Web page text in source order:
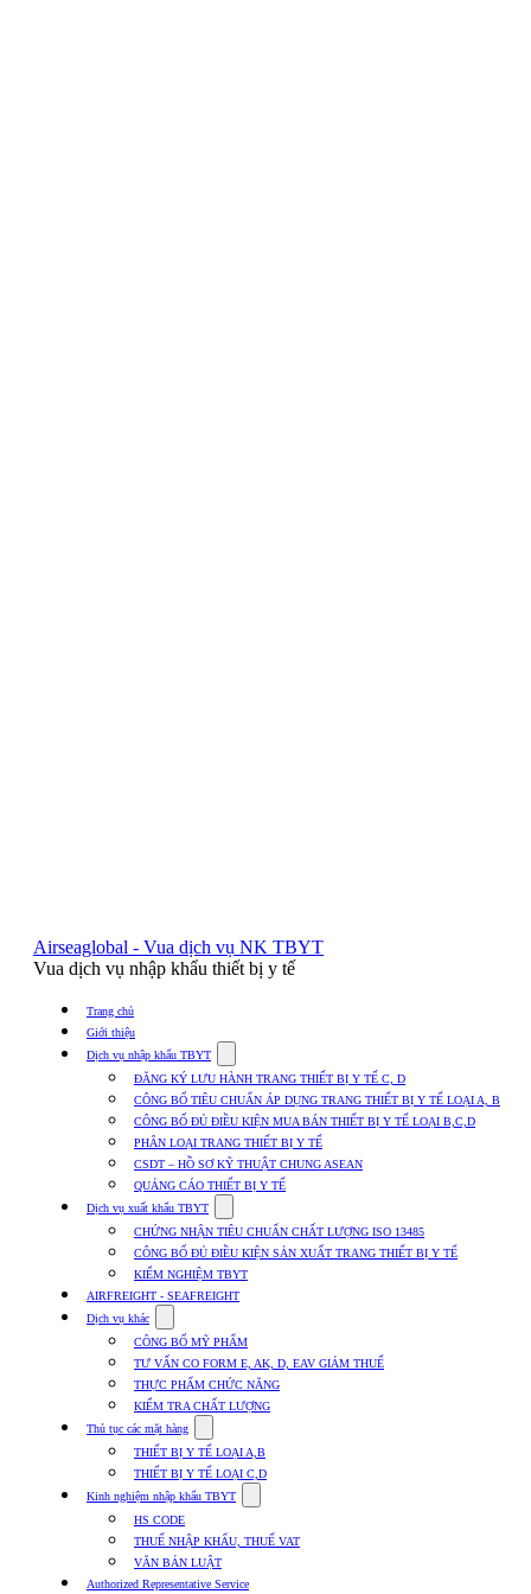
Airseaglobal - Vua dịch vụ NK TBYT
Vua dịch vụ nhập khẩu thiết bị y tế
Trang chủ
Giới thiệu
Dịch vụ nhập khẩu TBYT
submenu
for
Dịch
vụ
nhập
khẩu
TBYT
ĐĂNG KÝ LƯU HÀNH TRANG THIẾT BỊ Y TẾ C, D
CÔNG BỐ TIÊU CHUẨN ÁP DỤNG TRANG THIẾT BỊ Y TẾ LOẠI A, B
CÔNG BỐ ĐỦ ĐIỀU KIỆN MUA BÁN THIẾT BỊ Y TẾ LOẠI B,C,D
PHÂN LOẠI TRANG THIẾT BỊ Y TẾ
CSDT – HỒ SƠ KỸ THUẬT CHUNG ASEAN
QUẢNG CÁO THIẾT BỊ Y TẾ
Dịch vụ xuất khẩu TBYT
submenu
for
Dịch
vụ
xuất
TBYT
CHỨNG NHẬN TIÊU CHUẨN CHẤT LƯỢNG ISO 13485
CÔNG BỐ ĐỦ ĐIỀU KIỆN SẢN XUẤT TRANG THIẾT BỊ Y TẾ
KIỂM NGHIỆM TBYT
AIRFREIGHT - SEAFREIGHT
Dịch vụ khác
submenu
for
Dịch
vụ
khác
CÔNG BỐ MỸ PHẨM
TƯ VẤN CO FORM E, AK, D, EAV GIẢM THUẾ
THỰC PHẨM CHỨC NĂNG
KIỂM TRA CHẤT LƯỢNG
Thủ tục các mặt hàng
submenu
for
Thủ
tục
mặt
hàng
THIẾT BỊ Y TẾ LOẠI A,B
THIẾT BỊ Y TẾ LOẠI C,D
Kinh nghiệm nhập khẩu TBYT
submenu
Kinh
HS CODE
THUẾ NHẬP KHẨU, THUẾ VAT
VĂN BẢN LUẬT
Authorized Representative Service